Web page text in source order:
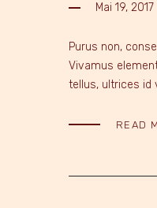
Mai 19, 2017
Purus non,
Vivamus
tellus, ultrices id
READ